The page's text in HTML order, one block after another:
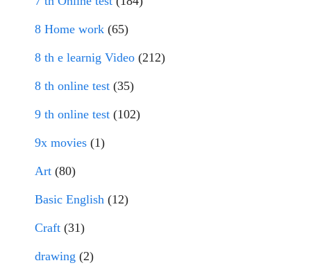
8 Home work (65)
8 th e learnig Video (212)
8 th online test (35)
9 th online test (102)
9x movies (1)
Art (80)
Basic English (12)
Craft (31)
drawing (2)